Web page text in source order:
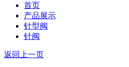
首页
产品展示
针型阀
针阀
返回上一页